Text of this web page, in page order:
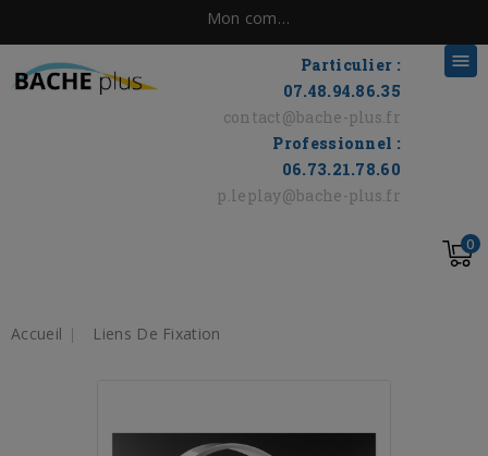
Mon compte
Particulier :
07.48.94.86.35
contact@bache-plus.fr
Professionnel :
06.73.21.78.60
p.leplay@bache-plus.fr

0
Accueil Liens De Fixation